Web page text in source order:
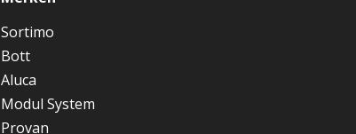
Sortimo
Bott
Aluca
Modul System
Provan